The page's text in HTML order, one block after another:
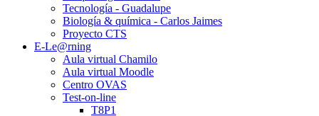
Tecnología - Guadalupe
Biología & química - Carlos Jaimes
Proyecto CTS
E-Le@rning
Aula virtual Chamilo
Aula virtual Moodle
Centro OVAS
Test-on-line
T8P1